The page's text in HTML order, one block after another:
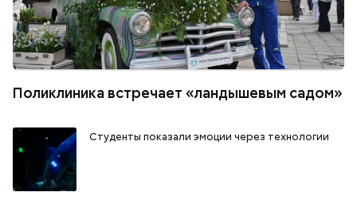
Поликлиника встречает «ландышевым садом»
Студенты показали эмоции через технологии